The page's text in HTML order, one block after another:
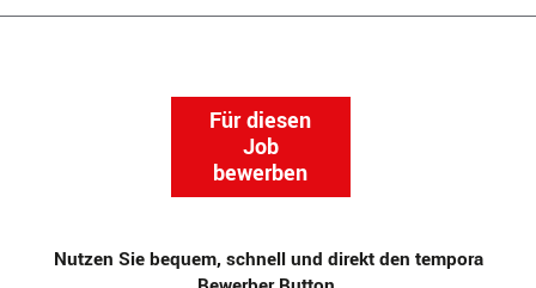
Für diesen
Job
bewerben
Nutzen Sie bequem, schnell und direkt den tempora